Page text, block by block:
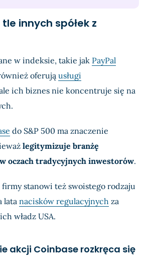
innych spółek z
w indeksie, takie jak PayPal
oferująusługi
ich biznes nie koncentruje się na
do S&P 500 ma znaczenie
legitymizuje branżę
oczach tradycyjnych inwestorów.
stanowi też swoistego rodzaju
lata nacisków regulacyjnych za
władz USA.
akcji Coinbase rozkręca się